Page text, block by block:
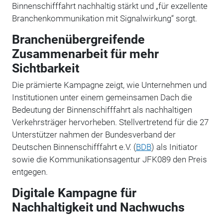
Binnenschifffahrt nachhaltig stärkt und „für exzellente
Branchenkommunikation mit Signalwirkung“ sorgt.
Branchenübergreifende
Zusammenarbeit für mehr
Sichtbarkeit
Die prämierte Kampagne zeigt, wie Unternehmen und
Institutionen unter einem gemeinsamen Dach die
Bedeutung der Binnenschifffahrt als nachhaltigen
Verkehrsträger hervorheben. Stellvertretend für die 27
Unterstützer nahmen der Bundesverband der
Deutschen Binnenschifffahrt e.V. (BDB) als Initiator
sowie die Kommunikationsagentur JFK089 den Preis
entgegen.
Digitale Kampagne für
Nachhaltigkeit und Nachwuchs